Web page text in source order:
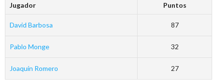
Jugador Puntos
David Barbosa 87
Pablo Monge 32
Joaquín Romero 27